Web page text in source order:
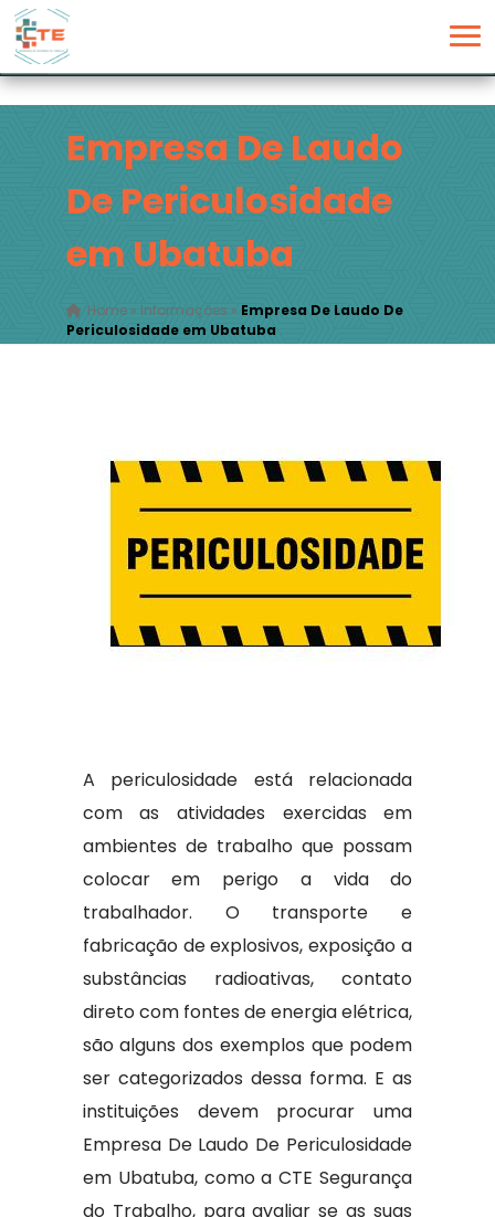
Empresa De Laudo
De Periculosidade
em Ubatuba
Home» Informações » Empresa De Laudo De
Periculosidade em Ubatuba
A periculosidade está relacionada
com as atividades exercidas em
ambientes de trabalho que possam
colocar em perigo a vida do
trabalhador. O transporte e
fabricação de explosivos, exposição a
substâncias radioativas, contato
direto com fontes de energia elétrica,
são alguns dos exemplos que podem
ser categorizados dessa forma. E as
instituições devem procurar uma
Empresa De Laudo De Periculosidade
em Ubatuba, como a CTE Segurança
do Trabalho, para avaliar se as suas